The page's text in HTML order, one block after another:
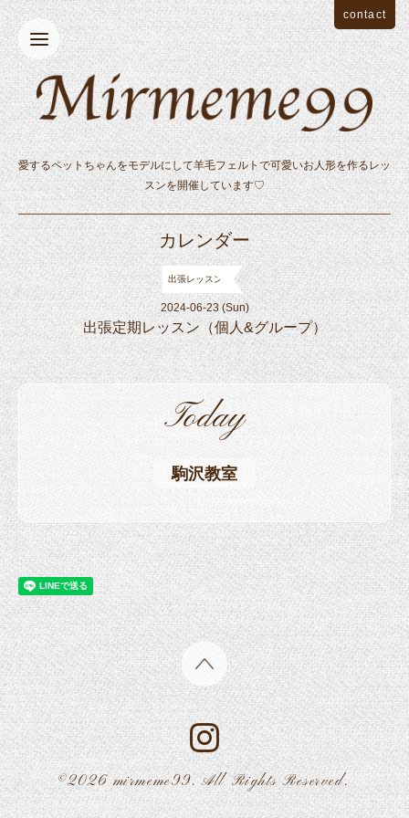
愛するペットちゃんをモデルにして羊毛フェルトで可愛いお人形を作るレッ
スンを開催しています♡
contact
カレンダー
出張レッスン
2024-06-23 (Sun)
出張定期レッスン（個人&グループ）
Today
駒沢教室
©2026mirmeme99. All Rights Reserved.